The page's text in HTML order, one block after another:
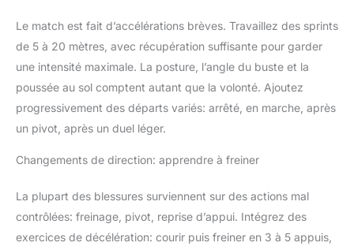
Le match est fait d’accélérations brèves. Travaillez des sprints
de 5 à 20 mètres, avec récupération suffisante pour garder
une intensité maximale. La posture, l’angle du buste et la
poussée au sol comptent autant que la volonté. Ajoutez
progressivement des départs variés: arrêté, en marche, après
un pivot, après un duel léger.
Changements de direction: apprendre à freiner
La plupart des blessures surviennent sur des actions mal
contrôlées: freinage, pivot, reprise d’appui. Intégrez des
exercices de décélération: courir puis freiner en 3 à 5 appuis,